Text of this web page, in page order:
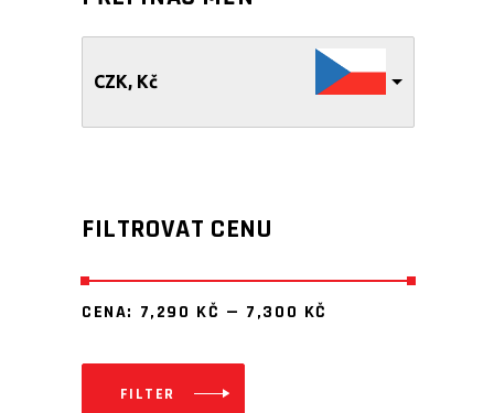
CZK, Kč
FILTROVAT CENU
FILTER
CENA: 7,290 KČ — 7,300 KČ